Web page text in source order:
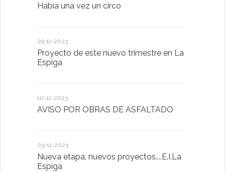
Había una vez un circo
29-11-2023
Proyecto de este nuevo trimestre en La
Espiga
10-11-2023
AVISO POR OBRAS DE ASFALTADO
03-11-2023
Nueva etapa, nuevos proyectos....E.I.La
Espiga